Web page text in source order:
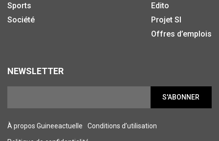
Sports
Société
Edito
Projet SI
Offres d’emplois
NEWSLETTER
S'ABONNER
À propos Guineeactuelle Conditions d’utilisation